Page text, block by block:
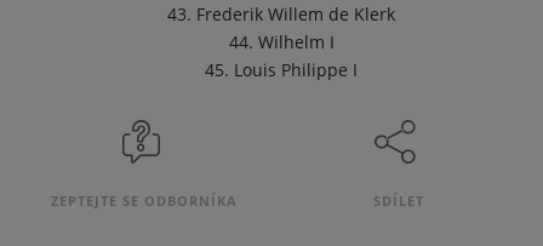
43. Frederik Willem de Klerk
44. Wilhelm I
45. Louis Philippe I
ZEPTEJTE SE ODBORNÍKA SDÍLET